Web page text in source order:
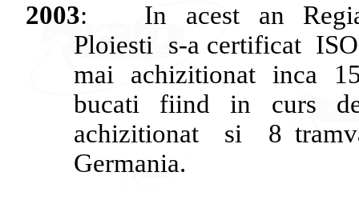
2003: In acest an
Ploiesti
s-a certificat ISO
mai
achizitionat inca
bucati
fiind in curs
achizitionat
si 8
Germania.